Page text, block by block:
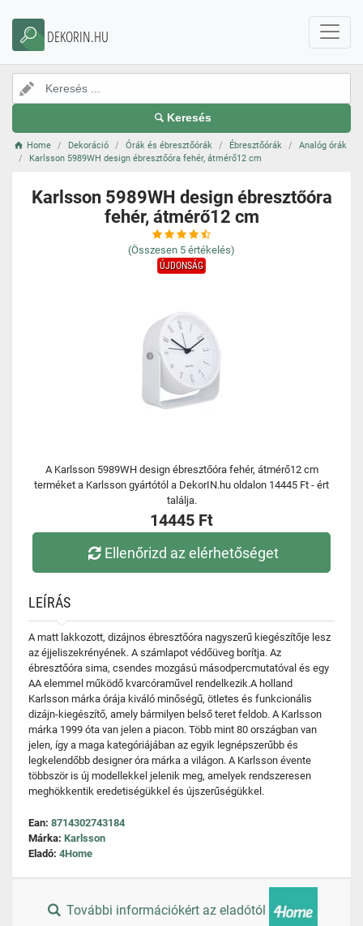
DEKORIN.HU
Keresés
Home Dekoráció Órák és ébresztőórák Ébresztőórák
Analóg órák
Karlsson 5989WH design ébresztőóra fehér, átmérő12 cm
Karlsson 5989WH design ébresztőóra
fehér, átmérő12 cm
(Összesen 5 értékelés)
ÚJDONSÁG
A Karlsson 5989WH design ébresztőóra fehér, átmérő12 cm
terméket a Karlsson gyártótól a DekorIN.hu oldalon 14445 Ft - ért
találja.
14445 Ft
Ellenőrizd az elérhetőséget
LEÍRÁS
A matt lakkozott, dizájnos ébresztőóra nagyszerű kiegészítője lesz
az éjjeliszekrényének. A számlapot védőüveg borítja. Az
ébresztőóra sima, csendes mozgású másodpercmutatóval és egy
AA elemmel működő kvarcóraművel rendelkezik.A holland
Karlsson márka órája kiváló minőségű, ötletes és funkcionális
dizájn-kiegészítő, amely bármilyen belső teret feldob. A Karlsson
márka 1999 óta van jelen a piacon. Több mint 80 országban van
jelen, így a maga kategóriájában az egyik legnépszerűbb és
legkelendőbb designer óra márka a világon. A Karlsson évente
többször is új modellekkel jelenik meg, amelyek rendszeresen
meghökkentik eredetiségükkel és újszerűségükkel.
Ean: 8714302743184
Márka: Karlsson
Eladó: 4Home
További információkért az eladótól